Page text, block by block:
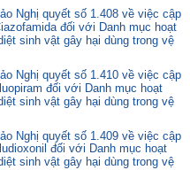
Nghị quyết số 1.408 về việc cập
đối với Danh mục hoạt
sinh vật gây hại dùng trong vệ
Nghị quyết số 1.410 về việc cập
đối với Danh mục hoạt
sinh vật gây hại dùng trong vệ
Nghị quyết số 1.409 về việc cập
đối với Danh mục hoạt
sinh vật gây hại dùng trong vệ